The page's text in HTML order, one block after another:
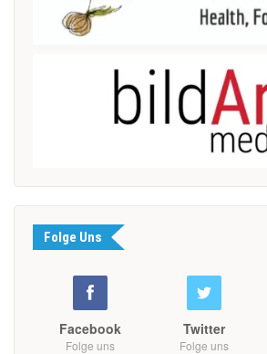
Folge Uns
Facebook
Folge uns
Twitter
Folge uns